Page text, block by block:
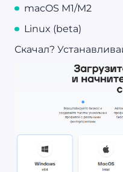
macOS M1/M2
Linux (beta)
Скачал?